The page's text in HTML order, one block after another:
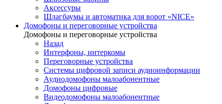
Аксессуры
Шлагбаумы и автоматика для ворот «NICE»
Домофоны и переговорные устройства
Домофоны и переговорные устройства
Назад
Интерфоны, интеркомы
Переговорные устройства
Системы цифровой записи аудиоинформации
Аудиодомофоны малоабонентные
Домофоны цифровые
Видеодомофоны малоабонентные